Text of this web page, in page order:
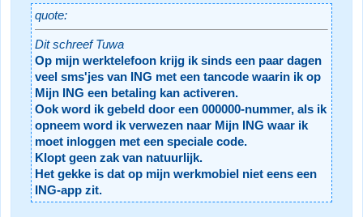
quote:
Dit schreef Tuwa
Op mijn werktelefoon krijg ik sinds een paar dagen
veel sms'jes van ING met een tancode waarin ik op
Mijn ING een betaling kan activeren.
Ook word ik gebeld door een 000000-nummer, als ik
opneem word ik verwezen naar Mijn ING waar ik
moet inloggen met een speciale code.
Klopt geen zak van natuurlijk.
Het gekke is dat op mijn werkmobiel niet eens een
ING-app zit.